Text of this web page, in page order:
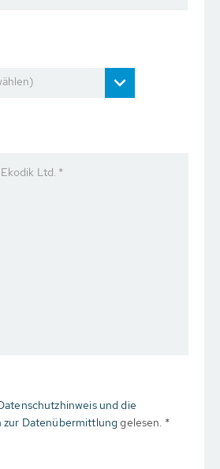
Ltd. *
und die
zur Datenübermittlunggelesen. *